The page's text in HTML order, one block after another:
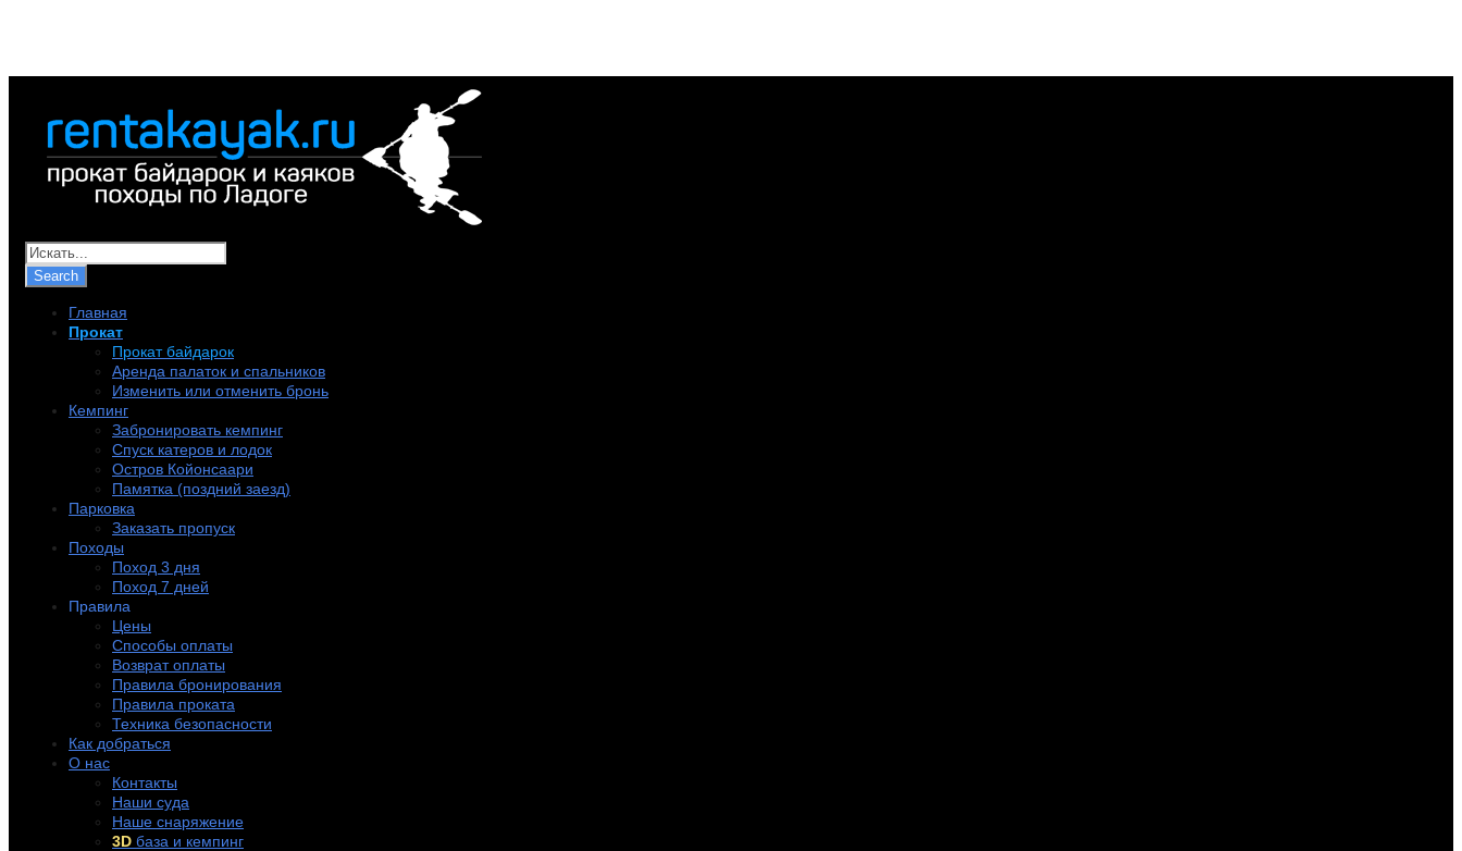
Главная
Прокат
Прокат байдарок
Аренда палаток и спальников
Изменить или отменить бронь
Кемпинг
Забронировать кемпинг
Спуск катеров и лодок
Остров Койонсаари
Памятка (поздний заезд)
Парковка
Заказать пропуск
Походы
Поход 3 дня
Поход 7 дней
Правила
Цены
Способы оплаты
Возврат оплаты
Правила бронирования
Правила проката
Техника безопасности
Как добраться
О нас
Контакты
Наши суда
Наше снаряжение
3D база и кемпинг